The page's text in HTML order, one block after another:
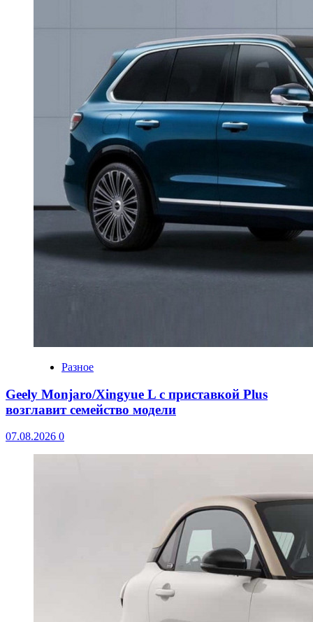
Разное
Geely Monjaro/Xingyue L с приставкой Plus
возглавит семейство модели
07.08.2026 0